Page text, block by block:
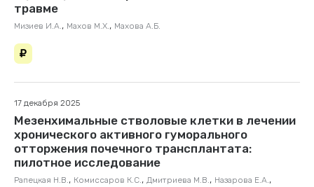
травме
Мизиев И.А., Махов М.Х., Махова А.Б.
17 декабря 2025
Мезенхимальные стволовые клетки в лечении
хронического активного гуморального
отторжения почечного трансплантата:
пилотное исследование
Рапецкая Н.В., Комиссаров К.С., Дмитриева М.В., Назарова Е.А.,